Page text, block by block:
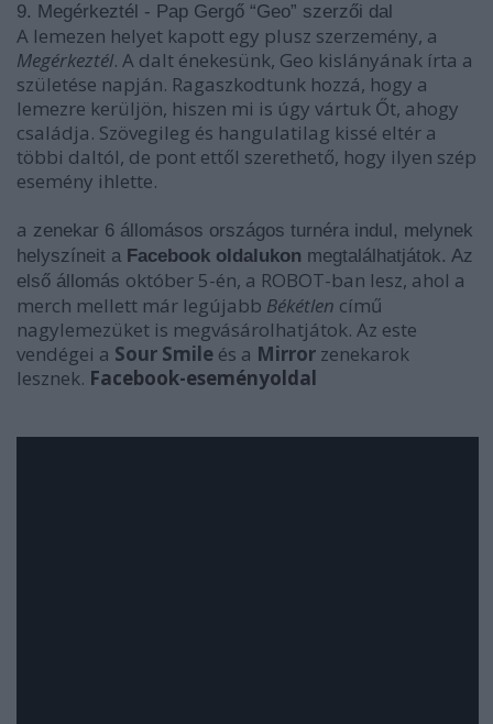
9. Megérkeztél - Pap Gergő “Geo” szerzői dal
A lemezen helyet kapott egy plusz szerzemény, a
Megérkeztél. A dalt énekesünk, Geo kislányának írta a
születése napján. Ragaszkodtunk hozzá, hogy a
lemezre kerüljön, hiszen mi is úgy vártuk Őt, ahogy
családja. Szövegileg és hangulatilag kissé eltér a
többi daltól, de pont ettől szerethető, hogy ilyen szép
esemény ihlette.
a zenekar 6 állomásos országos turnéra indul, melynek
helyszíneit a Facebook oldalukon megtalálhatjátok. Az
első állomás október 5-én, a ROBOT-ban lesz, ahol a
merch mellett már legújabb Békétlen című
nagylemezüket is megvásárolhatjátok. Az este
vendégei a Sour Smile és a Mirror zenekarok
lesznek. Facebook-eseményoldal